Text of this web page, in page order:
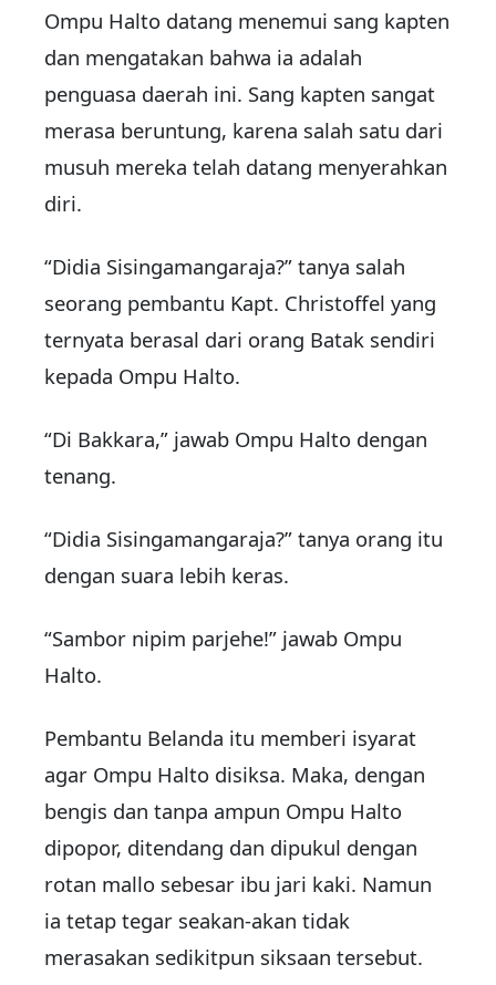
Ompu Halto datang menemui sang kapten
dan mengatakan bahwa ia adalah
penguasa daerah ini. Sang kapten sangat
merasa beruntung, karena salah satu dari
musuh mereka telah datang menyerahkan
diri.
“Didia Sisingamangaraja?” tanya salah
seorang pembantu Kapt. Christoffel yang
ternyata berasal dari orang Batak sendiri
kepada Ompu Halto.
“Di Bakkara,” jawab Ompu Halto dengan
tenang.
“Didia Sisingamangaraja?” tanya orang itu
dengan suara lebih keras.
“Sambor nipim parjehe!” jawab Ompu
Halto.
Pembantu Belanda itu memberi isyarat
agar Ompu Halto disiksa. Maka, dengan
bengis dan tanpa ampun Ompu Halto
dipopor, ditendang dan dipukul dengan
rotan mallo sebesar ibu jari kaki. Namun
ia tetap tegar seakan-akan tidak
merasakan sedikitpun siksaan tersebut.